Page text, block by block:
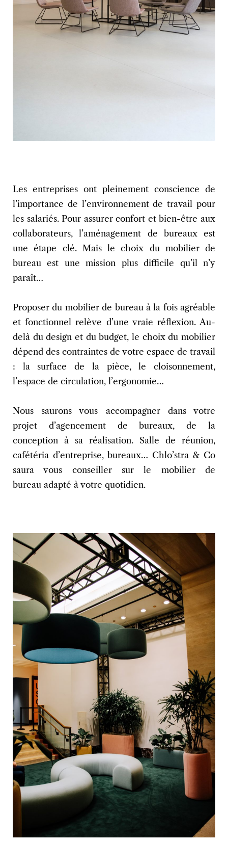
Les entreprises ont pleinement conscience de
l’importance de l’environnement de travail pour
les salariés. Pour assurer confort et bien-être aux
collaborateurs, l’aménagement de bureaux est
une étape clé. Mais le choix du mobilier de
bureau est une mission plus difficile qu’il n’y
paraît…
Proposer du mobilier de bureau à la fois agréable
et fonctionnel relève d’une vraie réflexion. Au-
delà du design et du budget, le choix du mobilier
dépend des contraintes de votre espace de travail
: la surface de la pièce, le cloisonnement,
l’espace de circulation, l’ergonomie…
Nous saurons vous accompagner dans votre
projet d’agencement de bureaux, de la
conception à sa réalisation. Salle de réunion,
cafétéria d’entreprise, bureaux… Chlo’stra & Co
saura vous conseiller sur le mobilier de
bureau adapté à votre quotidien.